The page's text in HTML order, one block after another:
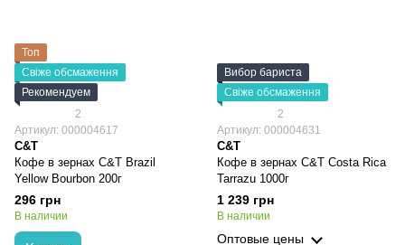
Топ
Свіже обсмаження
Рекомендуем
2
Артикул: 000004617
C&T
Кофе в зернах C&T Brazil
Yellow Bourbon 200г
296 грн
В наличии
Вибор бариста
Свіже обсмаження
2
Артикул: 000004631
C&T
Кофе в зернах C&T Сosta Rica
Tarrazu 1000г
1 239 грн
В наличии
Оптовые цены